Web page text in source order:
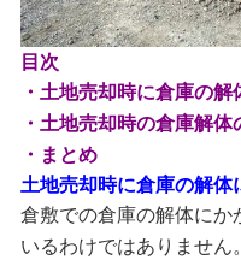
目次
・土地売却時に倉庫の
・土地売却時の倉庫解体
・まとめ
土地売却時に倉庫の解体
倉敷での倉庫の解体にか
いるわけではありませ